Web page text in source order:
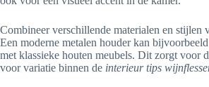
Combineer verschillende materialen en stijlen
Een moderne metalen houder kan
met klassieke houten meubels. Dit zorgt voor
voor variatie binnen de interieur tips